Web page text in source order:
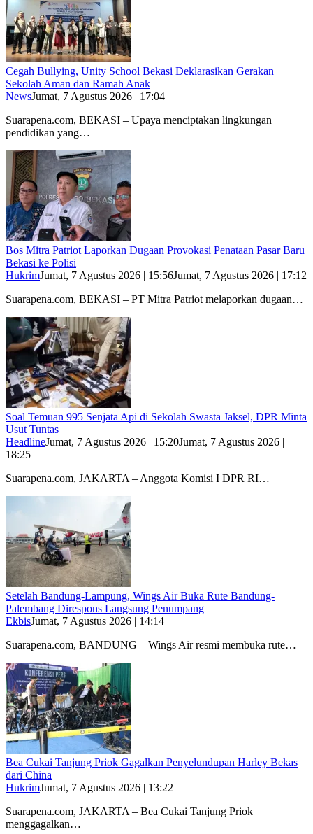
Cegah Bullying, Unity School Bekasi Deklarasikan Gerakan
Sekolah Aman dan Ramah Anak
NewsJumat, 7 Agustus 2026 | 17:04
Suarapena.com, BEKASI – Upaya menciptakan lingkungan
pendidikan yang…
Bos Mitra Patriot Laporkan Dugaan Provokasi Penataan Pasar Baru
Bekasi ke Polisi
HukrimJumat, 7 Agustus 2026 | 15:56Jumat, 7 Agustus 2026 | 17:12
Suarapena.com, BEKASI – PT Mitra Patriot melaporkan dugaan…
Soal Temuan 995 Senjata Api di Sekolah Swasta Jaksel, DPR Minta
Usut Tuntas
HeadlineJumat, 7 Agustus 2026 | 15:20Jumat, 7 Agustus 2026 |
18:25
Suarapena.com, JAKARTA – Anggota Komisi I DPR RI…
Setelah Bandung-Lampung, Wings Air Buka Rute Bandung-
Palembang Direspons Langsung Penumpang
EkbisJumat, 7 Agustus 2026 | 14:14
Suarapena.com, BANDUNG – Wings Air resmi membuka rute…
Bea Cukai Tanjung Priok Gagalkan Penyelundupan Harley Bekas
dari China
HukrimJumat, 7 Agustus 2026 | 13:22
Suarapena.com, JAKARTA – Bea Cukai Tanjung Priok
menggagalkan…